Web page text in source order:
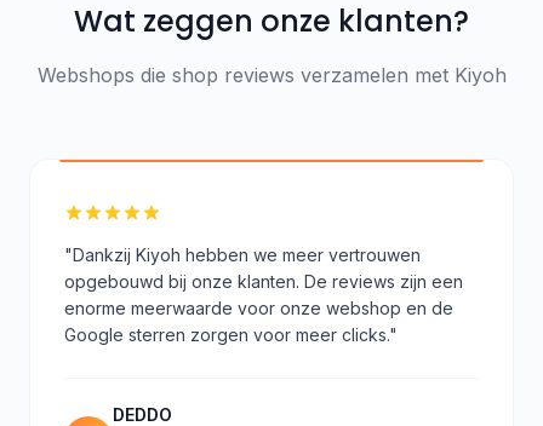
Wat zeggen onze klanten?
Webshops die shop reviews verzamelen met Kiyoh
"Dankzij Kiyoh hebben we meer vertrouwen
opgebouwd bij onze klanten. De reviews zijn een
enorme meerwaarde voor onze webshop en de
Google sterren zorgen voor meer clicks."
DEDDO